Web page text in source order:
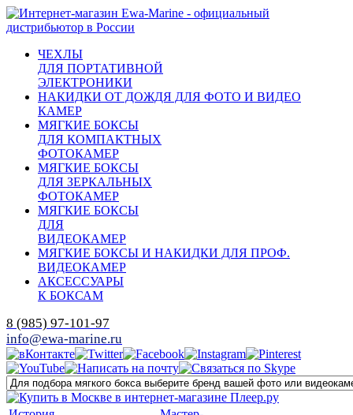
ЧЕХЛЫ
ДЛЯ ПОРТАТИВНОЙ
ЭЛЕКТРОНИКИ
НАКИДКИ ОТ ДОЖДЯ ДЛЯ ФОТО И ВИДЕО
КАМЕР
МЯГКИЕ БОКСЫ
ДЛЯ КОМПАКТНЫХ
ФОТОКАМЕР
МЯГКИЕ БОКСЫ
ДЛЯ ЗЕРКАЛЬНЫХ
ФОТОКАМЕР
МЯГКИЕ БОКСЫ
ДЛЯ
ВИДЕОКАМЕР
МЯГКИЕ БОКСЫ И НАКИДКИ ДЛЯ ПРОФ.
ВИДЕОКАМЕР
АКСЕССУАРЫ
К БОКСАМ
8 (985) 97-101-97
info@ewa-marine.ru